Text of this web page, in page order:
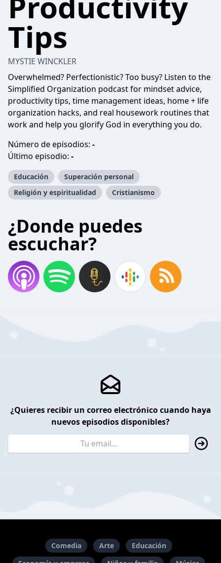
Tips
MYSTIE WINCKLER
Overwhelmed? Perfectionistic? Too busy? Listen to the
Simplified Organization podcast for mindset advice,
productivity tips, time management ideas, home + life
organization hacks, and real housework routines that
work and help you glorify God in everything you do.
Número de episodios: -
Último episodio: -
Educación
Superación personal
Religión y espiritualidad
Cristianismo
¿Donde puedes
escuchar?
¿Quieres recibir un correo electrónico cuando haya
nuevos episodios disponibles?
Comedia Arte
Educación